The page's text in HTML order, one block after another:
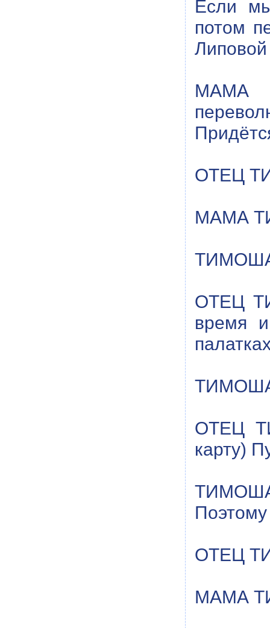
Если
потом
МАМА
ОТЕЦ
МАМА
ОТЕЦ
время
ОТЕЦ
карту)
Поэтому
ОТЕЦ
МАМА